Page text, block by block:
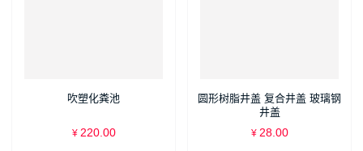
吹塑化粪池
¥ 220.00
圆形树脂井盖 复合井盖 玻璃钢
井盖
¥ 28.00